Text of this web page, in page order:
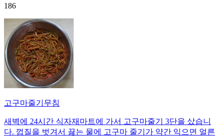
186
고구마줄기무침
새벽에 24시간 식자재마트에 가서 고구마줄기 3단을 샀습니
다. 껍질을 벗겨서 끓는 물에 고구마 줄기가 약간 익으면 얼른